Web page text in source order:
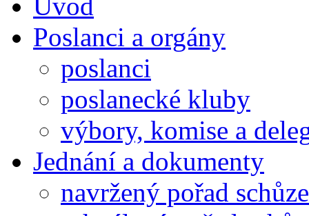
Poslanci a orgány
poslanci
poslanecké kluby
výbory, komise a
Jednání a dokumenty
navržený pořad schůze